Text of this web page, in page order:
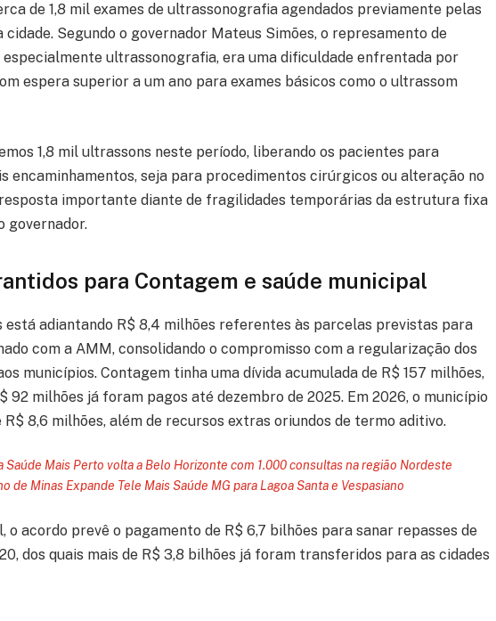
de 1,8 mil exames de ultrassonografia agendados previamente pelas
cidade. Segundo o governador Mateus Simões, o represamento de
especialmente ultrassonografia, era uma dificuldade enfrentada por
espera superior a um ano para exames básicos como o ultrassom
1,8 mil ultrassons neste período, liberando os pacientes para
encaminhamentos, seja para procedimentos cirúrgicos ou alteração no
importante diante de fragilidades temporárias da estrutura fixa
governador.
para Contagem e saúde municipal
está adiantando R$ 8,4 milhões referentes às parcelas previstas para
com a AMM, consolidando o compromisso com a regularização dos
municípios. Contagem tinha uma dívida acumulada de R$ 157 milhões,
92 milhões já foram pagos até dezembro de 2025. Em 2026, o município
8,6 milhões, além de recursos extras oriundos de termo aditivo.
Saúde Mais Perto volta a Belo Horizonte com 1.000 consultas na região Nordeste
de Minas Expande Tele Mais Saúde MG para Lagoa Santa e Vespasiano
o acordo prevê o pagamento de R$ 6,7 bilhões para sanar repasses de
dos quais mais de R$ 3,8 bilhões já foram transferidos para as cidades